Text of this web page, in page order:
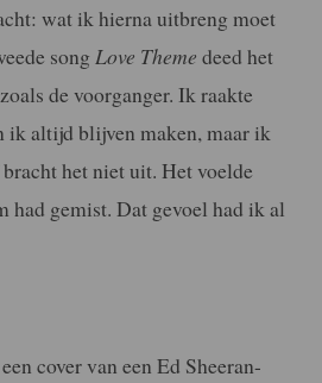
wat ik hierna uitbreng moet
song Love Theme deed het
de voorganger. Ik raakte
ik altijd blijven maken, maar ik
het niet uit. Het voelde
had gemist. Dat gevoel had ik al
cover van een Ed Sheeran-